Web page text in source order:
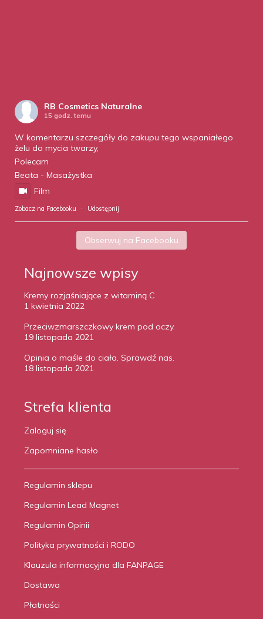
RB Cosmetics Naturalne
15 godz. temu
W komentarzu szczegóły do zakupu tego wspaniałego
żelu do mycia twarzy,
Polecam
Beata - Masażystka
Film
Zobacz na Facebooku · Udostępnij
Obserwuj na Facebooku
Najnowsze wpisy
Kremy rozjaśniające z witaminą C
1 kwietnia 2022
Przeciwzmarszczkowy krem pod oczy.
19 listopada 2021
Opinia o maśle do ciała. Sprawdź nas.
18 listopada 2021
Strefa klienta
Zaloguj się
Zapomniane hasło
Regulamin sklepu
Regulamin Lead Magnet
Regulamin Opinii
Polityka prywatności i RODO
Klauzula informacyjna dla FANPAGE
Dostawa
Płatności